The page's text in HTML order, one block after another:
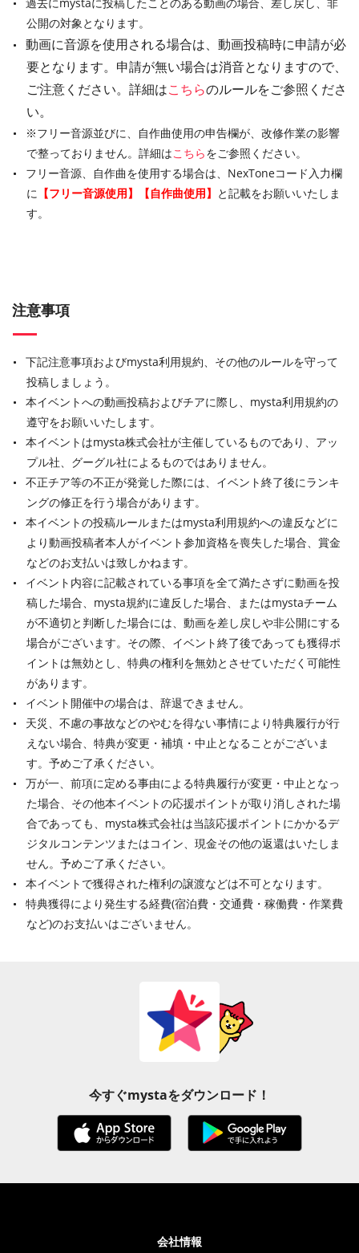
公開の対象となります。
動画に音源を使用される場合は、動画投稿時に申請が必
要となります。申請が無い場合は消音となりますので、
ご注意ください。詳細はこちらのルールをご参照くださ
い。
※フリー音源並びに、自作曲使用の申告欄が、改修作業の影響
で整っておりません。詳細はこちらをご参照ください。
フリー音源、自作曲を使用する場合は、NexToneコード入力欄
に 【フリー音源使用】【自作曲使用】
と記載をお願いいたしま
す。
注意事項
下記注意事項およびmysta利用規約、その他のルールを守って
投稿しましょう。
本イベントへの動画投稿およびチアに際し、mysta利用規約の
遵守をお願いいたします。
本イベントはmysta株式会社が主催しているものであり、アッ
プル社、グーグル社によるものではありません。
不正チア等の不正が発覚した際には、イベント終了後にランキ
ングの修正を行う場合があります。
本イベントの投稿ルールまたはmysta利用規約への違反などに
より動画投稿者本人がイベント参加資格を喪失した場合、賞金
などのお支払いは致しかねます。
イベント内容に記載されている事項を全て満たさずに動画を投
稿した場合、mysta規約に違反した場合、またはmystaチーム
が不適切と判断した場合には、動画を差し戻しや非公開にする
場合がございます。その際、イベント終了後であっても獲得ポ
イントは無効とし、特典の権利を無効とさせていただく可能性
があります。
イベント開催中の場合は、辞退できません。
天災、不慮の事故などのやむを得ない事情により特典履行が行
えない場合、特典が変更・補填・中止となることがございま
す。予めご了承ください。
万が一、前項に定める事由による特典履行が変更・中止となっ
た場合、その他本イベントの応援ポイントが取り消しされた場
合であっても、mysta株式会社は当該応援ポイントにかかるデ
ジタルコンテンツまたはコイン、現金その他の返還はいたしま
せん。予めご了承ください。
本イベントで獲得された権利の譲渡などは不可となります。
特典獲得により発生する経費(宿泊費・交通費・稼働費・作業費
など)のお支払いはございません。
今すぐmystaをダウンロード！
会社情報